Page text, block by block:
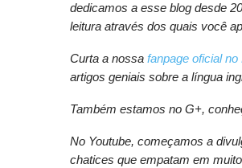
dedicamos a esse blog desde
leitura através dos quais você
Curta a nossa fanpage oficial
artigos geniais sobre a língua
Também estamos no G+,
No Youtube, começamos a
chatices que empatam em